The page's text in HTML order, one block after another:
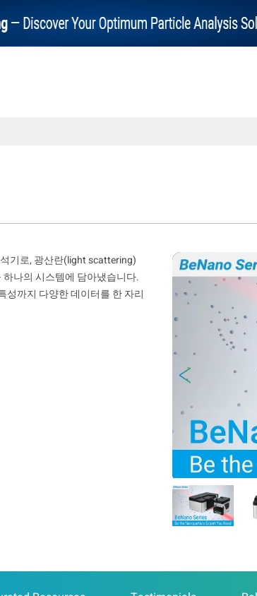
기로, 광산란(light scattering)
나의 시스템에 담아냈습니다.
성까지 다양한 데이터를 한 자리